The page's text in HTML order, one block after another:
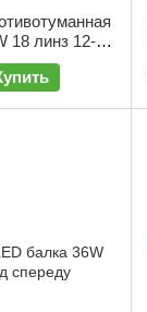
18 линз 12-
| БЛ-307